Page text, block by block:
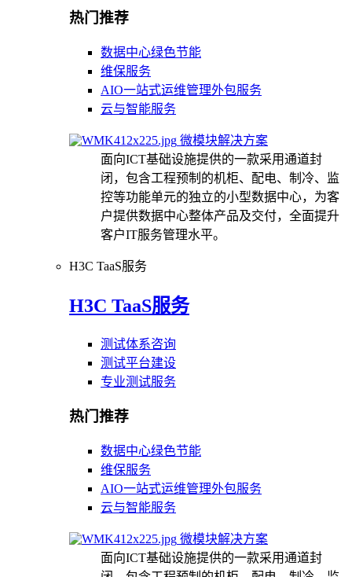
热门推荐
数据中心绿色节能
维保服务
AIO一站式运维管理外包服务
云与智能服务
微模块解决方案
面向ICT基础设施提供的一款采用通道封
闭，包含工程预制的机柜、配电、制冷、监
控等功能单元的独立的小型数据中心，为客
户提供数据中心整体产品及交付，全面提升
客户IT服务管理水平。
H3C TaaS服务
H3C TaaS服务
测试体系咨询
测试平台建设
专业测试服务
热门推荐
数据中心绿色节能
维保服务
AIO一站式运维管理外包服务
云与智能服务
微模块解决方案
面向ICT基础设施提供的一款采用通道封